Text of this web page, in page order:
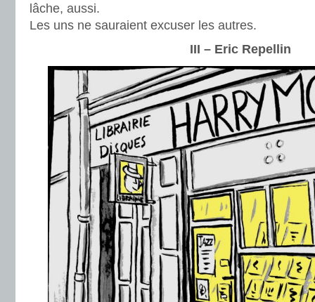
lâche, aussi.
Les uns ne sauraient excuser les autres.
III – Eric Repellin